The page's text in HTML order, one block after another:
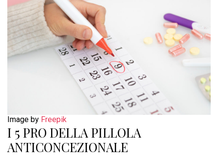
Image by Freepik
I 5 PRO DELLA PILLOLA
ANTICONCEZIONALE